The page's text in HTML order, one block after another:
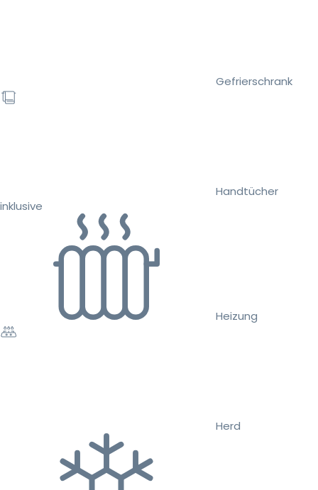
Gefrierschrank
Handtücher
inklusive
Heizung
Herd